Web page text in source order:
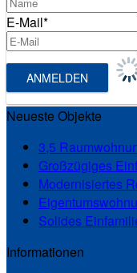
E-Mail*
Neueste Objekte
3,5
Großzügiges
Modernisiertes
Solides
Informationen